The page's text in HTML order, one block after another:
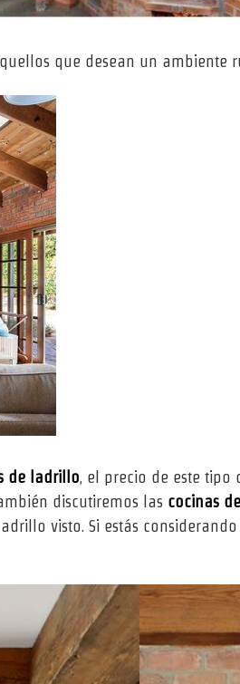
que desean un ambiente
de ladrillo, el precio de este tipo
discutiremos las cocinas
visto. Si estás